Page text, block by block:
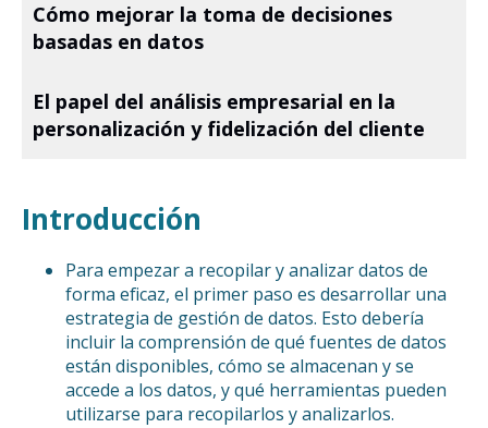
Cómo mejorar la toma de decisiones
basadas en datos
El papel del análisis empresarial en la
personalización y fidelización del cliente
Introducción
Para empezar a recopilar y analizar datos de
forma eficaz, el primer paso es desarrollar una
estrategia de gestión de datos. Esto debería
incluir la comprensión de qué fuentes de datos
están disponibles, cómo se almacenan y se
accede a los datos, y qué herramientas pueden
utilizarse para recopilarlos y analizarlos.